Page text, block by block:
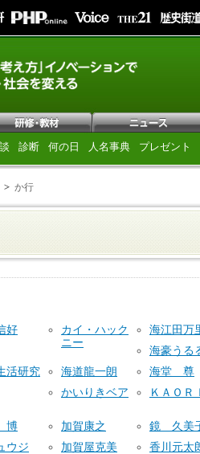
診断 何の日 人名事典 プレゼント
か行
好
カイ・ハック
ニー
海江田万
海豪うる
活研究
海道龍一朗
海堂 尊
かいりきベア
ＫＡＯＲ
博 加賀康之
鏡 久美
ウジ 加賀屋克美
香川元太